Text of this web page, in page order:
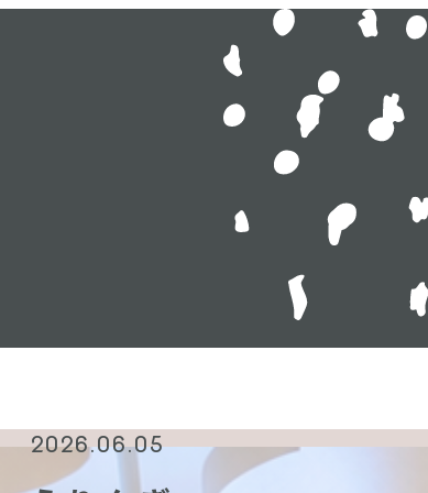
2026.06.05